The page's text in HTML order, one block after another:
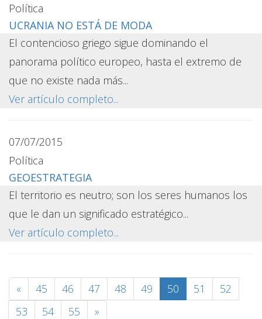
Política
UCRANIA NO ESTÁ DE MODA
El contencioso griego sigue dominando el
panorama político europeo, hasta el extremo de
que no existe nada más...
Ver artículo completo...
07/07/2015
Política
GEOESTRATEGIA
El territorio es neutro; son los seres humanos los
que le dan un significado estratégico...
Ver artículo completo...
« 45 46 47 48 49 50 51
52
53
54 55 »